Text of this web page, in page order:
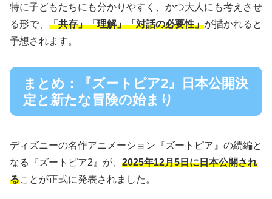
特に子どもたちにも分かりやすく、かつ大人にも考えさせ
る形で、 「共存」「理解」「対話の必要性」が描かれると
予想されます。
まとめ：『ズートピア2』日本公開決
定と新たな冒険の始まり
ディズニーの名作アニメーション『ズートピア』の続編と
なる『ズートピア2』が、 2025年12月5日に日本公開され
ることが正式に発表されました。